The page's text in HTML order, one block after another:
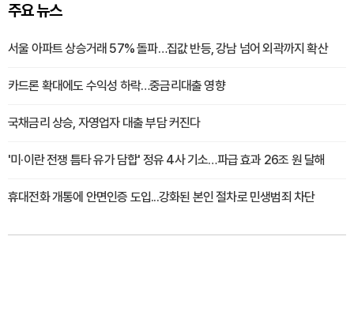
주요 뉴스
서울 아파트 상승거래 57% 돌파…집값 반등, 강남 넘어 외곽까지 확산
카드론 확대에도 수익성 하락…중금리대출 영향
국채금리 상승, 자영업자 대출 부담 커진다
'미·이란 전쟁 틈타 유가 담합' 정유 4사 기소…파급 효과 26조 원 달해
휴대전화 개통에 안면인증 도입...강화된 본인 절차로 민생범죄 차단